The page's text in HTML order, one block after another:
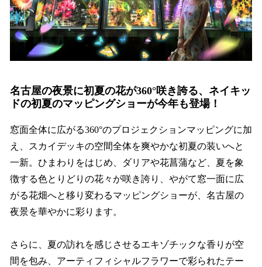
名古屋の夜景に初夏の花が360°咲き誇る、ネイキッ
ドの初夏のマッピングショーが今年も登場！
窓面全体に広がる360°のプロジェクションマッピングに加
え、スカイデッキの空間全体を爽やかな初夏の装いへと
一新。ひまわりをはじめ、ダリアや花菖蒲など、夏を象
徴する色とりどりの花々が咲き誇り、やがて窓一面に広
がる花畑へと移り変わるマッピングショーが、名古屋の
夜景を華やかに彩ります。
さらに、夏の訪れを感じさせるエキゾチックな香りが空
間を包み、アーティフィシャルフラワーで彩られたテー